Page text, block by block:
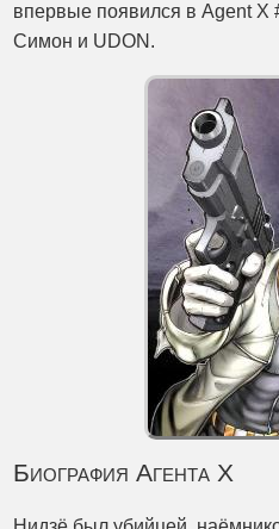
впервые появился в Agent X
Симон и UDON.
Биография Агента X